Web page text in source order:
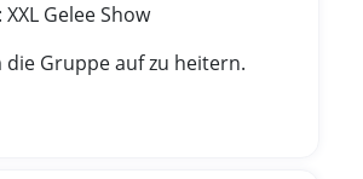
Gelee Show
die Gruppe auf zu heitern.